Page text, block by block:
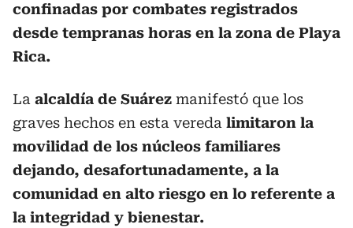
confinadas por combates registrados
desde tempranas horas en la zona de Playa
Rica.
La alcaldía de Suárez manifestó que los
graves hechos en esta vereda limitaron la
movilidad de los núcleos familiares
dejando, desafortunadamente, a la
comunidad en alto riesgo en lo referente a
la integridad y bienestar.